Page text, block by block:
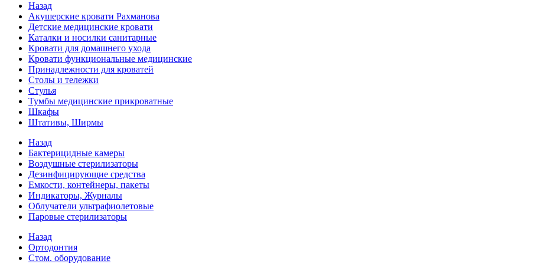
Назад
Акушерские кровати Рахманова
Детские медицинские кровати
Каталки и носилки санитарные
Кровати для домашнего ухода
Кровати функциональные медицинские
Принадлежности для кроватей
Столы и тележки
Стулья
Тумбы медицинские прикроватные
Шкафы
Штативы, Ширмы
Назад
Бактерицидные камеры
Воздушные стерилизаторы
Дезинфицирующие средства
Емкости, контейнеры, пакеты
Индикаторы, Журналы
Облучатели ультрафиолетовые
Паровые стерилизаторы
Назад
Ортодонтия
Стом. оборудование